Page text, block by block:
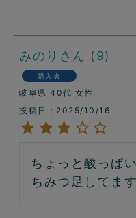
みのり 9
購入者
岐阜県 40代 女性
投稿日
2025/10/16
ちょっと酸っぱ
ちみつ足してます